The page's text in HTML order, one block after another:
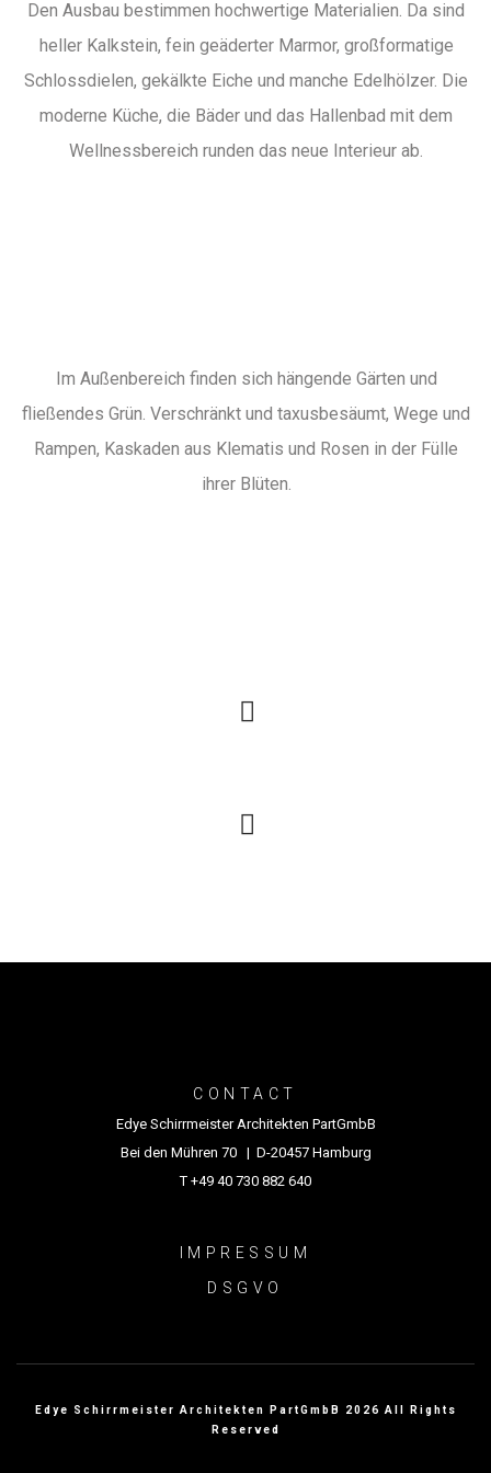
Den Ausbau bestimmen hochwertige Materialien. Da sind
heller Kalkstein, fein geäderter Marmor, großformatige
Schlossdielen, gekälkte Eiche und manche Edelhölzer. Die
moderne Küche, die Bäder und das Hallenbad mit dem
Wellnessbereich runden das neue Interieur ab.
Im Außenbereich finden sich hängende Gärten und
fließendes Grün. Verschränkt und taxusbesäumt, Wege und
Rampen, Kaskaden aus Klematis und Rosen in der Fülle
ihrer Blüten.
CONTACT
Edye Schirrmeister Architekten PartGmbB
Bei den Mühren 70 | D-20457 Hamburg
T +49 40 730 882 640
IMPRESSUM
DSGVO
Edye Schirrmeister Architekten PartGmbB 2026 All Rights
Reserved